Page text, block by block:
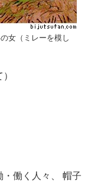
女（ミレーを模し
・働く人々、 帽子